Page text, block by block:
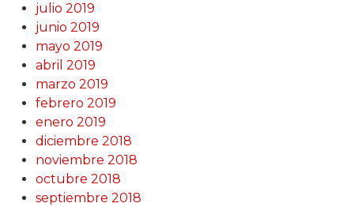
julio 2019
junio 2019
mayo 2019
abril 2019
marzo 2019
febrero 2019
enero 2019
diciembre 2018
noviembre 2018
octubre 2018
septiembre 2018